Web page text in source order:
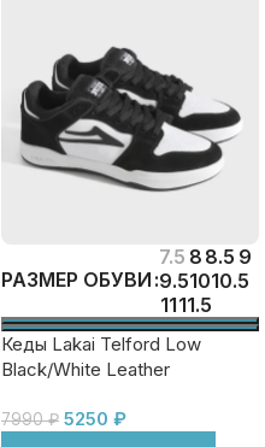
РАЗМЕР ОБУВИ
7.5 8 8.5 9
9.51010.5
1111.5
Кеды Lakai Telford Low
Black/White Leather
7990₽ 5250 ₽